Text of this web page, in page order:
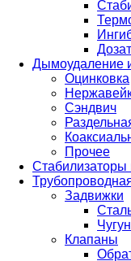
Дымоудаление
Оцинковка
Сэндвич
Прочее
Задвижки
Клапаны